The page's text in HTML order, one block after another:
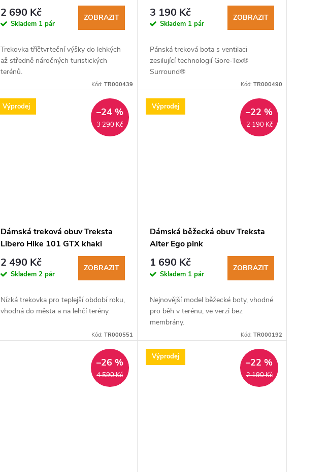
2 690 Kč
Skladem 1 pár
ZOBRAZIT
Trekovka tříčtvrteční výšky do lehkých
až středně náročných turistických
terénů.
Kód: TR000439
3 190 Kč
Skladem 1 pár
ZOBRAZIT
Pánská treková bota s ventilaci
zesilující technologií Gore-Tex®
Surround®
Kód: TR000490
Výprodej
3 290 Kč
–24 %
Dámská treková obuv Treksta
Libero Hike 101 GTX khaki
brown
2 490 Kč
Skladem 2 pár
ZOBRAZIT
Nízká trekovka pro teplejší období roku,
vhodná do města a na lehčí terény.
Kód: TR000551
Výprodej
2 190 Kč
–22 %
Dámská běžecká obuv Treksta
Alter Ego pink
1 690 Kč
Skladem 1 pár
ZOBRAZIT
Nejnovější model běžecké boty, vhodné
pro běh v terénu, ve verzi bez
membrány.
Kód: TR000192
4 590 Kč
–26 % Výprodej
2 190 Kč
–22 %